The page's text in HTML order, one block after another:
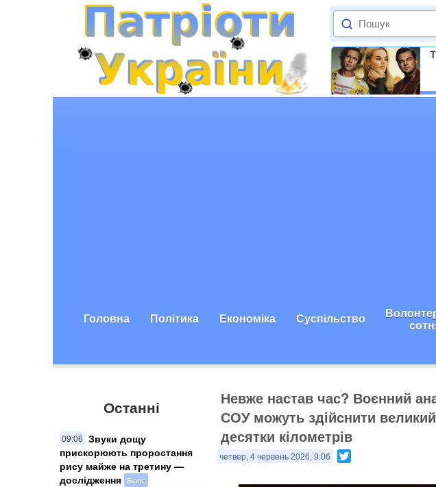
Головна Політика Економіка Суспільство
Останні
09:06
Звуки дощу
прискорюють проростання
рису майже на третину —
дослідження Блог
Невже настав час? Воєнний
СОУ можуть здійснити
десятки кілометрів
четвер, 4 червень 2026, 9:06